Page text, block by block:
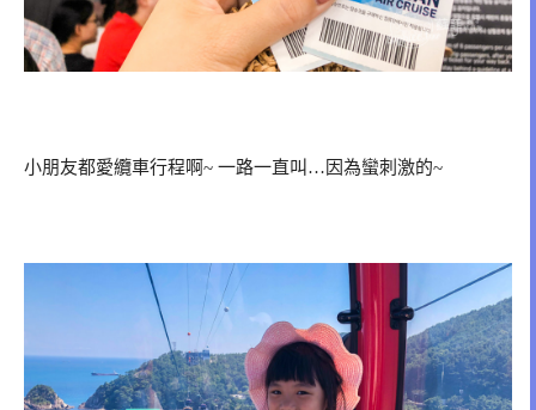
小朋友都愛纜車行程啊~ 一路一直叫…因為蠻刺激的~